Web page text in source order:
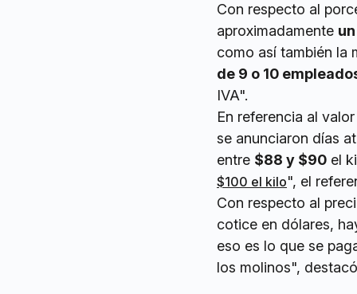
Con respecto al
aproximadamente
como así también la
de 9 o 10
IVA".
En referencia al
se anunciaron días
entre $88 y $90 el
$100 el kilo", el
Con respecto al
cotice en dólares,
eso es lo que se
los molinos", destacó